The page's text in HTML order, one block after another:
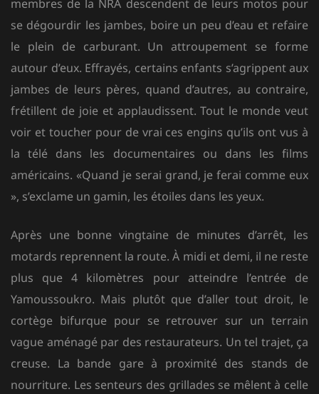
membres de la NRA descendent de leurs motos pour
se dégourdir les jambes, boire un peu d’eau et refaire
le plein de carburant. Un attroupement se forme
autour d’eux. Effrayés, certains enfants s’agrippent aux
jambes de leurs pères, quand d’autres, au contraire,
frétillent de joie et applaudissent. Tout le monde veut
voir et toucher pour de vrai ces engins qu’ils ont vus à
la télé dans les documentaires ou dans les films
américains. «Quand je serai grand, je ferai comme eux
», s’exclame un gamin, les étoiles dans les yeux.
Après une bonne vingtaine de minutes d’arrêt, les
motards reprennent la route. À midi et demi, il ne reste
plus que 4 kilomètres pour atteindre l’entrée de
Yamoussoukro. Mais plutôt que d’aller tout droit, le
cortège bifurque pour se retrouver sur un terrain
vague aménagé par des restaurateurs. Un tel trajet, ça
creuse. La bande gare à proximité des stands de
nourriture. Les senteurs des grillades se mêlent à celle